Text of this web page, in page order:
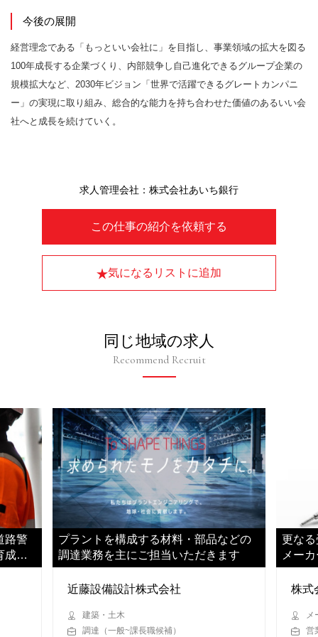
今後の展開
経営理念である「もっといい会社に」を目指し、事業領域の拡大を図る
100年成長する企業づくり、内部競争し自己進化できるグループ企業の
規模拡大など、2030年ビジョン「世界で活躍できるグレートカンパニ
ー」の実現に取り組み、総合的な能力を持ち合わせた価値のあるいい会
社へと成長を続けていく。
この仕事の紹介を依頼する
気になるリストに追加
求人管理会社：株式会社あいち銀行
同じ地域の求人
Recommend Recruit
路警
成ま
プラントを構成する材料・部品などの
調達業務を主にご担当いただきます
近藤設備設計株式会社
建築・土木
調達（一般~課長職候補）
更な
メー
いた
株式
メ
営